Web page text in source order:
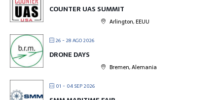
COUNTER UAS SUMMIT
Arlington, EEUU
26 - 28 AGO 2026
DRONE DAYS
Bremen, Alemania
01 - 04 SEP 2026